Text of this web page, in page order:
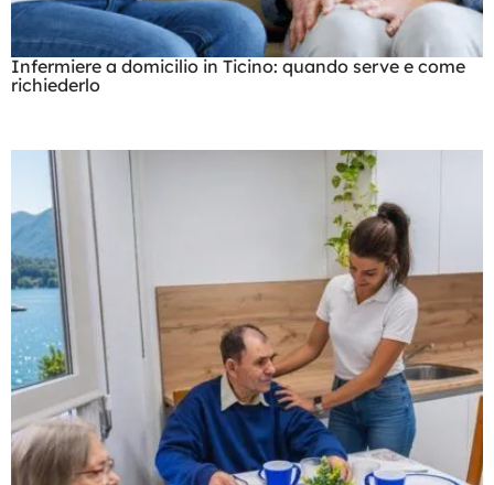
Infermiere a domicilio in Ticino: quando serve e come
richiederlo